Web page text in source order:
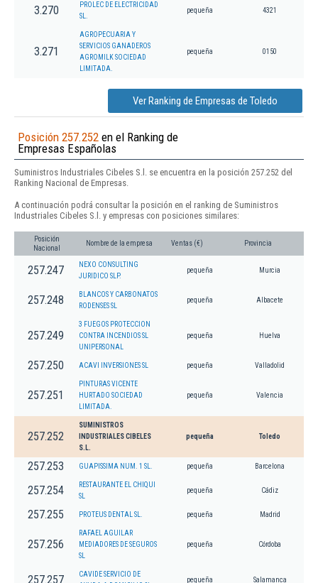
3.270
PROLEC DE ELECTRICIDAD
SL.
pequeña 4321
3.271
AGROPECUARIA Y
SERVICIOS GANADEROS
AGROMILK SOCIEDAD
LIMITADA.
pequeña 0150
Ver Ranking de Empresas de Toledo
Posición 257.252 en el Ranking de
Empresas Españolas
Suministros Industriales Cibeles S.l. se encuentra en la posición 257.252 del
Ranking Nacional de Empresas.
A continuación podrá consultar la posición en el ranking de Suministros
Industriales Cibeles S.l. y empresas con posiciones similares:
Posición
Nacional
Nombre de la empresa Ventas (€) Provincia
257.247
NEXO CONSULTING
JURIDICO SLP.
pequeña Murcia
257.248
BLANCOS Y CARBONATOS
RODENSES SL
pequeña Albacete
257.249
3 FUEGOS PROTECCION
CONTRA INCENDIOS SL
UNIPERSONAL
pequeña Huelva
257.250 ACAVI INVERSIONES SL pequeña Valladolid
257.251
PINTURAS VICENTE
HURTADO SOCIEDAD
LIMITADA.
pequeña Valencia
257.252
SUMINISTROS
INDUSTRIALES CIBELES
S.L.
pequeña Toledo
257.253 GUAPISSIMA NUM. 1 SL. pequeña Barcelona
257.254
RESTAURANTE EL CHIQUI
SL
pequeña Cádiz
257.255 PROTEUS DENTAL SL. pequeña Madrid
257.256
RAFAEL AGUILAR
MEDIADORES DE SEGUROS
SL
pequeña Córdoba
257.257
CAVIDE SERVICIO DE
pequeña Salamanca